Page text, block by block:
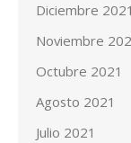
Diciembre 2021
Noviembre
Octubre 2021
Agosto 2021
Julio 2021